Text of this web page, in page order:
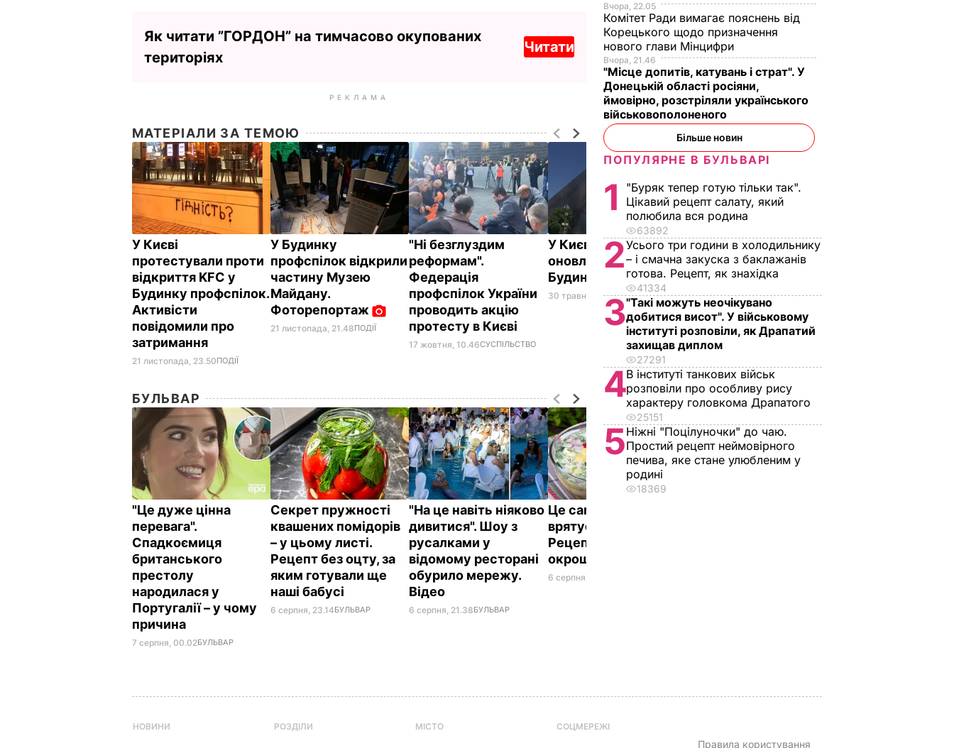
Як читати ”ГОРДОН” на тимчасово окупованих
територіях
Читати
РЕКЛАМА
МАТЕРІАЛИ ЗА ТЕМОЮ
У Києві
протестували проти
відкриття KFC у
Будинку профспілок.
Активісти
повідомили про
затримання
21 листопада, 23.50ПОДІЇ
У Будинку
профспілок відкрили
частину Музею
Майдану.
Фоторепортаж
21 листопада, 21.48ПОДІЇ
"Ні безглуздим
реформам".
Федерація
профспілок України
проводить акцію
протесту в Києві
17 жовтня, 10.46СУСПІЛЬСТВО
У Києві відкривають
оновлений фасад
Будинку профспілок
30 травня, 16.42ПОДІЇ
БУЛЬВАР
"Це дуже цінна
перевага".
Спадкоємиця
британського
престолу
народилася у
Португалії – у чому
причина
7 серпня, 00.02БУЛЬВАР
Секрет пружності
квашених помідорів
– у цьому листі.
Рецепт без оцту, за
яким готували ще
наші бабусі
6 серпня, 23.14БУЛЬВАР
"На це навіть ніяково
дивитися". Шоу з
русалками у
відомому ресторані
обурило мережу.
Відео
6 серпня, 21.38БУЛЬВАР
Це саме те, що
врятує у спеку.
Рецепт смачнючої
окрошки
6 серпня, 18.21
Вчора, 22.05
Комітет Ради вимагає пояснень від
Корецького щодо призначення
нового глави Мінцифри
Вчора, 21.46
"Місце допитів, катувань і страт". У
Донецькій області росіяни,
ймовірно, розстріляли українського
військовополоненого
Більше новин
ПОПУЛЯРНЕ В БУЛЬВАРІ
1
"Буряк тепер готую тільки так".
Цікавий рецепт салату, який
полюбила вся родина
63892
2Усього три години в холодильнику
– і смачна закуска з баклажанів
готова. Рецепт, як знахідка
41334
3"Такі можуть неочікувано
добитися висот". У військовому
інституті розповіли, як Драпатий
захищав диплом
27291
4В інституті танкових військ
розповіли про особливу рису
характеру головкома Драпатого
25151
5Ніжні "Поцілуночки" до чаю.
Простий рецепт неймовірного
печива, яке стане улюбленим у
родині
18369
НОВИНИ РОЗДІЛИ МІСТО СОЦМЕРЕЖІ
Правила користування